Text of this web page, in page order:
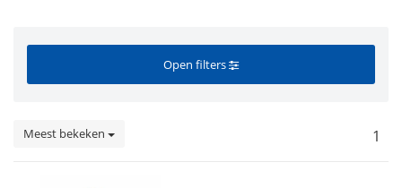
Open filters
Meest bekeken 1